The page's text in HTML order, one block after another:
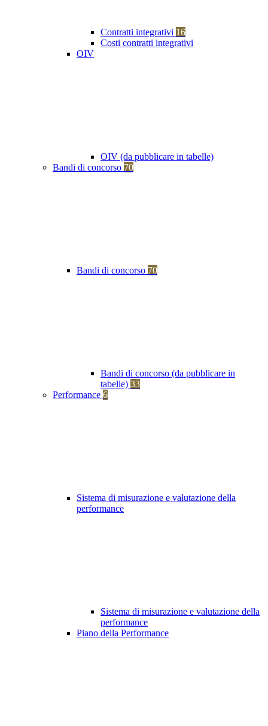
Contratti integrativi 16
Costi contratti integrativi
OIV
OIV (da pubblicare in tabelle)
Bandi di concorso 70
Bandi di concorso 70
Bandi di concorso (da pubblicare in
tabelle) 33
Performance 6
Sistema di misurazione e valutazione della
performance
Sistema di misurazione e valutazione della
performance
Piano della Performance